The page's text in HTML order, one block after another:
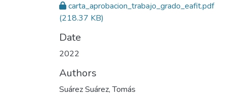
carta_aprobacion_trabajo_grado_eafit.pdf
(218.37 KB)
Date
2022
Authors
Suárez Suárez, Tomás